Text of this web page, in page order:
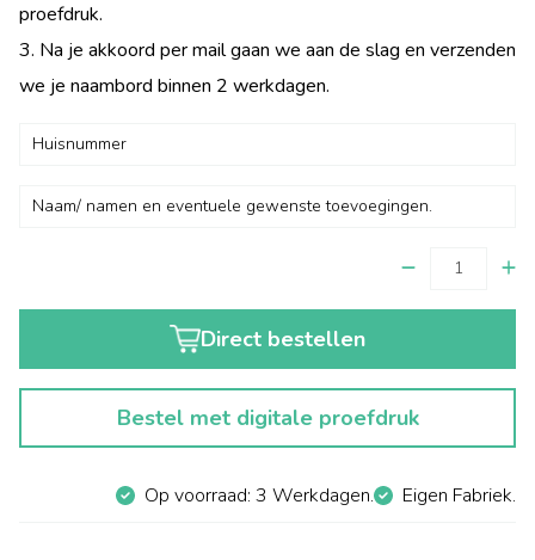
proefdruk.
3. Na je akkoord per mail gaan we aan de slag en verzenden
we je naambord binnen 2 werkdagen.
Direct bestellen
Bestel met digitale proefdruk
Op voorraad: 3 Werkdagen. Eigen Fabriek.